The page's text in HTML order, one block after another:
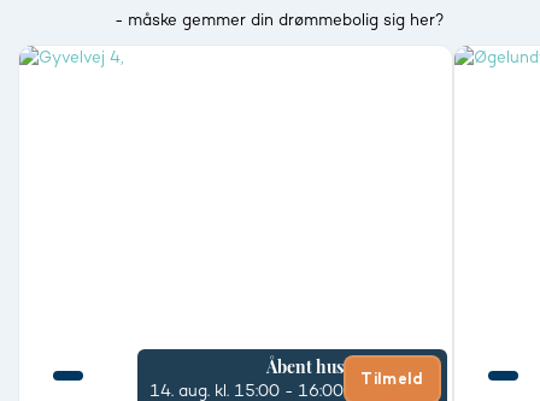
- måske gemmer din drømmebolig sig her?
Åbent hus
14. aug. kl. 15:00 - 16:00
Tilmeld